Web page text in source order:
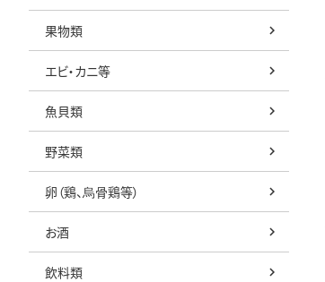
果物類
エビ・カニ等
魚貝類
野菜類
卵（鶏、烏骨鶏等）
お酒
飲料類